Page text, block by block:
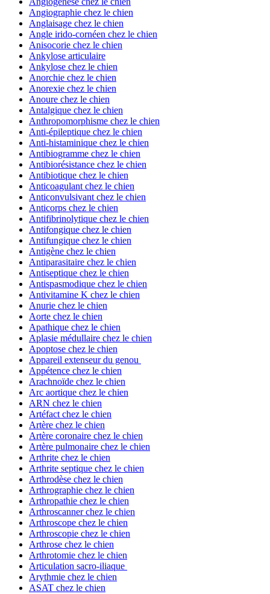
Angiographie chez le chien
Anglaisage chez le chien
Angle irido-cornéen chez le chien
Anisocorie chez le chien
Ankylose articulaire
Ankylose chez le chien
Anorchie chez le chien
Anorexie chez le chien
Anoure chez le chien
Antalgique chez le chien
Anthropomorphisme chez le chien
Anti-épileptique chez le chien
Anti-histaminique chez le chien
Antibiogramme chez le chien
Antibiorésistance chez le chien
Antibiotique chez le chien
Anticoagulant chez le chien
Anticonvulsivant chez le chien
Anticorps chez le chien
Antifibrinolytique chez le chien
Antifongique chez le chien
Antifungique chez le chien
Antigène chez le chien
Antiparasitaire chez le chien
Antiseptique chez le chien
Antispasmodique chez le chien
Antivitamine K chez le chien
Anurie chez le chien
Aorte chez le chien
Apathique chez le chien
Aplasie médullaire chez le chien
Apoptose chez le chien
Appareil extenseur du genou
Appétence chez le chien
Arachnoïde chez le chien
Arc aortique chez le chien
ARN chez le chien
Artéfact chez le chien
Artère chez le chien
Artère coronaire chez le chien
Artère pulmonaire chez le chien
Arthrite chez le chien
Arthrite septique chez le chien
Arthrodèse chez le chien
Arthrographie chez le chien
Arthropathie chez le chien
Arthroscanner chez le chien
Arthroscope chez le chien
Arthroscopie chez le chien
Arthrose chez le chien
Arthrotomie chez le chien
Articulation sacro-iliaque
Arythmie chez le chien
ASAT chez le chien